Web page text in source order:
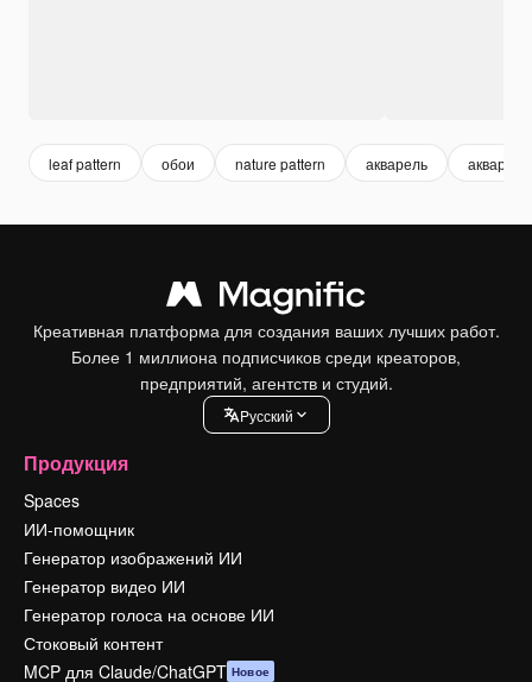
leaf pattern обои nature pattern акварель
Креативная платформа для создания ваших лучших работ.
Более 1 миллиона подписчиков среди креаторов,
предприятий, агентств и студий.
Pусский
Продукция
Spaces
ИИ-помощник
Генератор изображений ИИ
Генератор видео ИИ
Генератор голоса на основе ИИ
Стоковый контент
MCP для Claude/ChatGPT Новое